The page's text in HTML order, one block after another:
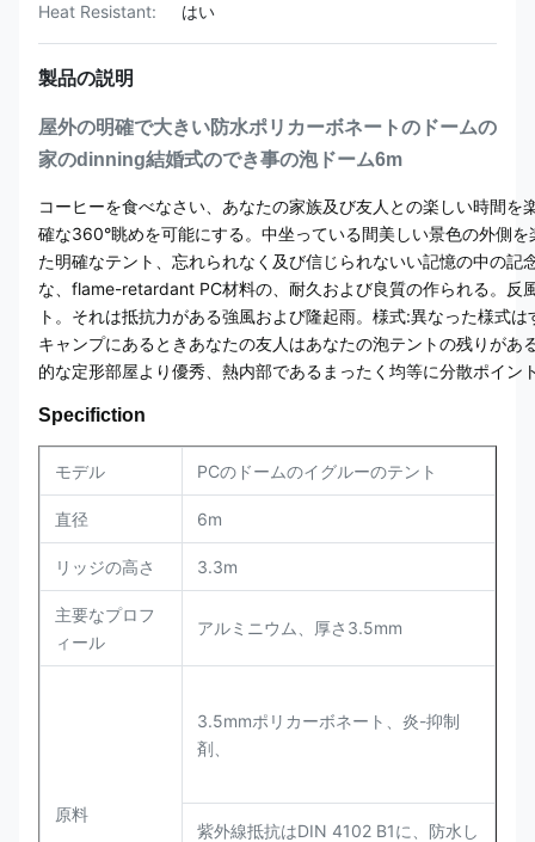
Heat Resistant:
はい
製品の説明
屋外の明確で大きい防水ポリカーボネートのドームの
家のdinning結婚式のでき事の泡ドーム6m
コーヒーを食べなさい、あなたの家族及び友人との楽しい時間
確な360°眺めを可能にする。中坐っている間美しい景色の外側
た明確なテント、忘れられなく及び信じられないい記憶の中の記
な、flame-retardant PC材料の、耐久および良質の作られる。反
ト。それは抵抗力がある強風および隆起雨。様式:異なった様式
キャンプにあるときあなたの友人はあなたの泡テントの残りが
的な定形部屋より優秀、熱内部であるまったく均等に分散ポイン
Specifiction
モデル PCのドームのイグルーのテント
直径 6m
リッジの高さ 3.3m
主要なプロフ
ィール
アルミニウム、厚さ3.5mm
原料
3.5mmポリカーボネート、炎-抑制
剤、
紫外線抵抗はDIN 4102 B1に、防水し